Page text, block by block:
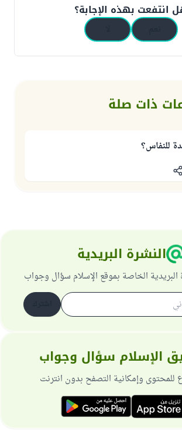
انتفعت بهذه الإجابة؟
ذات صلة
للنفاس؟
النشرة البريدية
الخاصة بموقع الإسلام سؤال وجواب
الإسلام سؤال وجواب
وإمكانية التصفح بدون انترنت